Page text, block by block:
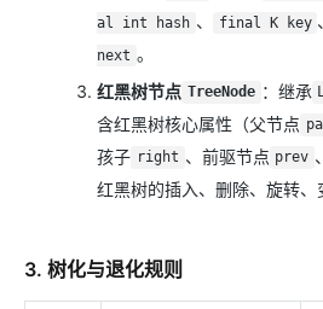
al int hash 、 final K key 、
next 。
红黑树节点 TreeNode ：继承
含红黑树核心属性（父节点
孩子 right 、前驱节点 prev
红黑树的插入、删除、旋转、
3. 树化与退化规则